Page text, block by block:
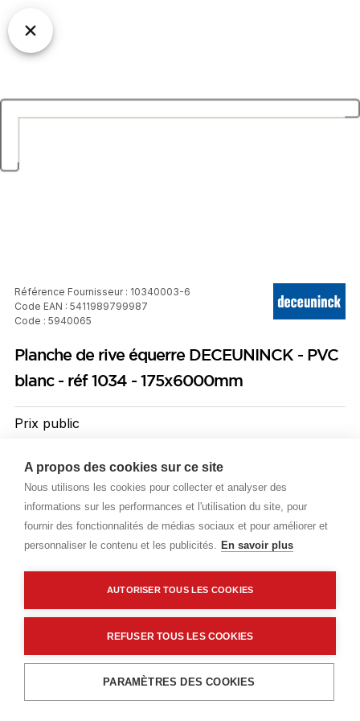
A propos des cookies sur ce site
Nous utilisons les cookies pour collecter et analyser des
informations sur les performances et l'utilisation du site, pour
fournir des fonctionnalités de médias sociaux et pour améliorer et
personnaliser le contenu et les publicités. En savoir plus
AUTORISER TOUS LES COOKIES
REFUSER TOUS LES COOKIES
PARAMÈTRES DES COOKIES
Référence Fournisseur : 10340003-6
Code EAN : 5411989799987
Code : 5940065
Planche de rive équerre DECEUNINCK - PVC
blanc - réf 1034 - 175x6000mm
Prix public
16,70 €TTC/ML
Livraisons & enlèvement
Livraison standard Sur commande
Caractéristiques techniques
Ajouter au panier